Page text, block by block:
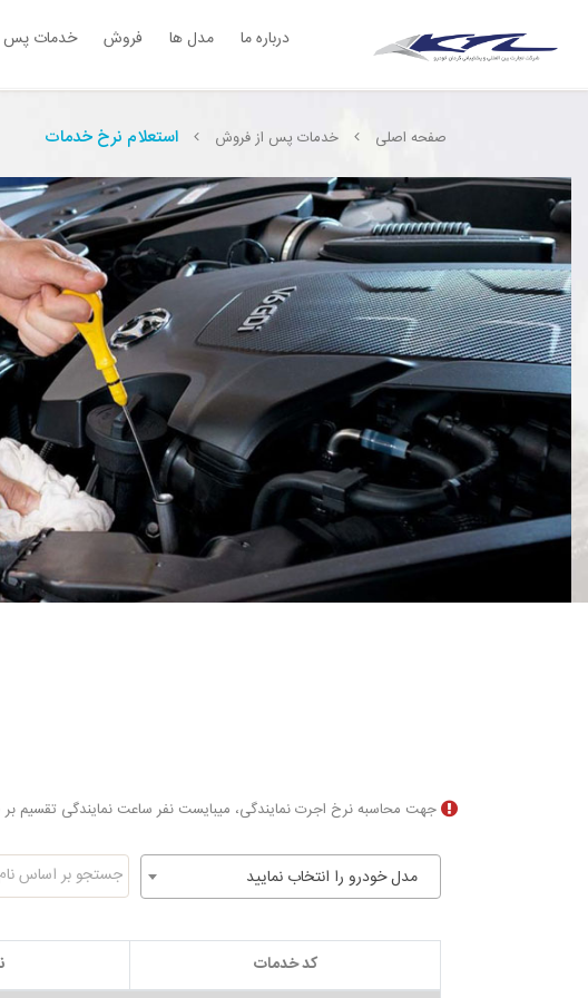
درباره ما مدل ها فروش خدمات پس
صفحه اصلی خدمات پس از فروش استعلام نرخ خدمات
جهت محاسبه نرخ اجرت نمایندگی، میبایست نفر ساعت نمایندگی تقسیم بر ۶۰ و سپس در نرخ اجرت نفر ساعت گرید نمایندگی شود.
مدل خودرو را انتخاب نمایید
کد خدمات